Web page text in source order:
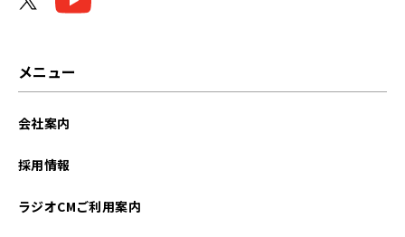
メニュー
会社案内
採用情報
ラジオCMご利用案内